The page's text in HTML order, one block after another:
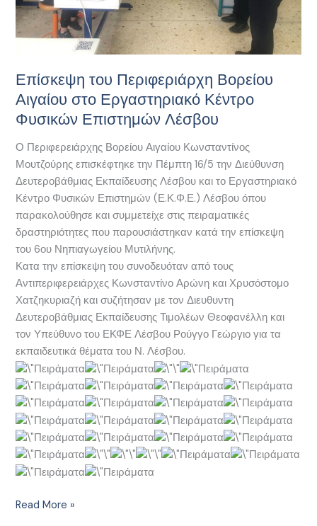
Επίσκεψη του Περιφεριάρχη Βορείου
Αιγαίου στο Εργαστηριακό Κέντρο
Φυσικών Επιστημών Λέσβου
Ο Περιφερειάρχης Βορείου Αιγαίου Κωνσταντίνος
Μουτζούρης επισκέφτηκε την Πέμπτη 16/5 την Διεύθυνση
Δευτεροβάθμιας Εκπαίδευσης Λέσβου και το Εργαστηριακό
Κέντρο Φυσικών Επιστημών (Ε.Κ.Φ.Ε.) Λέσβου όπου
παρακολούθησε και συμμετείχε στις πειραματικές
δραστηριότητες που παρουσιάστηκαν κατά την επίσκεψη
του 6ου Νηπιαγωγείου Μυτιλήνης.
Κατα την επίσκεψη του συνοδευόταν από τους
Αντιπεριφερειάρχες Κωνσταντίνο Αρώνη και Χρυσόστομο
Χατζηκυριαζή και συζήτησαν με τον Διευθυντη
Δευτεροβάθμιας Εκπαίδευσης Τιμολέων Θεοφανέλλη και
τον Υπεύθυνο του ΕΚΦΕ Λέσβου Ρούγγο Γεώργιο για τα
εκπαιδευτικά θέματα του Ν. Λέσβου.
Λέσβου
Read More »